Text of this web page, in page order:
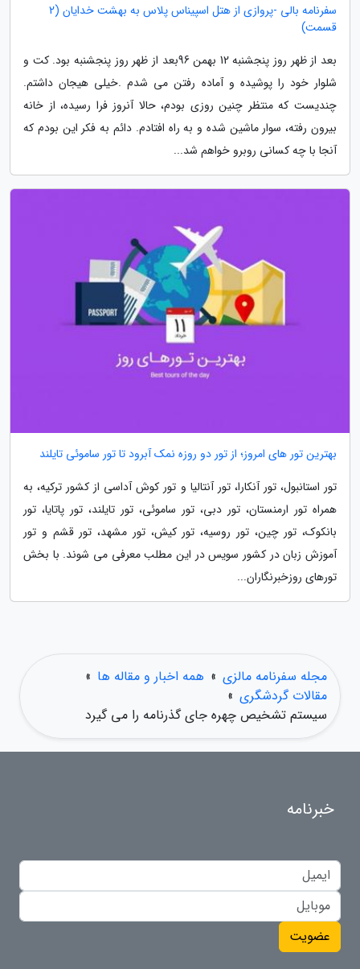
سفرنامه بالی -پروازی از هتل اسپیناس پلاس به بهشت خدایان (2
قسمت)
بعد از ظهر روز پنجشنبه 12 بهمن 96بعد از ظهر روز پنجشنبه بود. کت و
شلوار خود را پوشیده و آماده رفتن می شدم .خیلی هیجان داشتم.
چندیست که منتظر چنین روزی بودم، حالا آنروز فرا رسیده، از خانه
بیرون رفته، سوار ماشین شده و به راه افتادم. دائم به فکر این بودم که
آنجا با چه کسانی روبرو خواهم شد...
بهترین تور های امروز؛ از تور دو روزه نمک آبرود تا تور ساموئی تایلند
تور استانبول، تور آنکارا، تور آنتالیا و تور کوش آداسی از کشور ترکیه، به
همراه تور ارمنستان، تور دبی، تور ساموئی، تور تایلند، تور پاتایا، تور
بانکوک، تور چین، تور روسیه، تور کیش، تور مشهد، تور قشم و تور
آموزش زبان در کشور سویس در این مطلب معرفی می شوند. با بخش
تورهای روزخبرنگاران...
مجله سفرنامه مالزی » همه اخبار و مقاله ها »
مقالات گردشگری »
سیستم تشخیص چهره جای گذرنامه را می گیرد
خبرنامه
عضویت